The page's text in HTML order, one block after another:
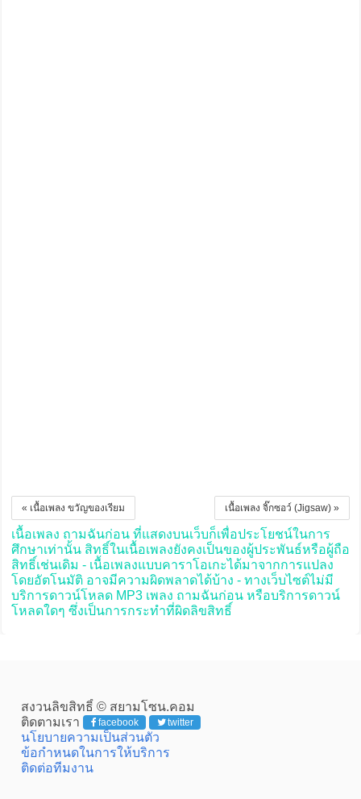
เนื้อเพลง จิ๊กซอว์ (Jigsaw) »
« เนื้อเพลง ขวัญของเรียม
เนื้อเพลง ถามฉันก่อน ที่แสดงบนเว็บก็เพื่อประโยชน์ในการ
ศึกษาเท่านั้น สิทธิ์ในเนื้อเพลงยังคงเป็นของผู้ประพันธ์หรือผู้ถือ
สิทธิ์เช่นเดิม - เนื้อเพลงแบบคาราโอเกะได้มาจากการแปลง
โดยอัตโนมัติ อาจมีความผิดพลาดได้บ้าง - ทางเว็บไซต์ไม่มี
บริการดาวน์โหลด MP3 เพลง ถามฉันก่อน หรือบริการดาวน์
โหลดใดๆ ซึ่งเป็นการกระทำที่ผิดลิขสิทธิ์
สงวนลิขสิทธิ์ © สยามโซน.คอม
ติดตามเรา
facebook twitter
นโยบายความเป็นส่วนตัว
ข้อกำหนดในการให้บริการ
ติดต่อทีมงาน